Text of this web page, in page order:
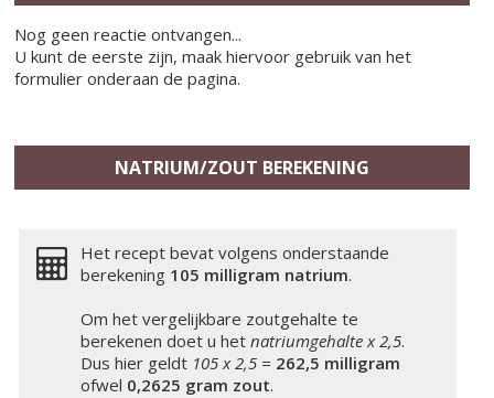
Nog geen reactie ontvangen...
U kunt de eerste zijn, maak hiervoor gebruik van het
formulier onderaan de pagina.
NATRIUM/ZOUT BEREKENING
Het recept bevat volgens onderstaande
berekening 105 milligram natrium.
Om het vergelijkbare zoutgehalte te
berekenen doet u hetnatriumgehalte x 2,5.
Dus hier geldt 105 x 2,5 = 262,5 milligram
ofwel 0,2625 gram zout.